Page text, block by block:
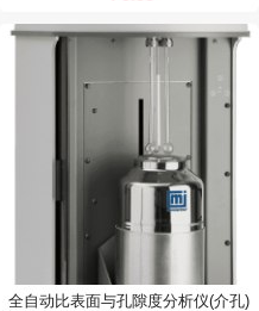
全自动比表面与孔隙度分析仪(介孔)